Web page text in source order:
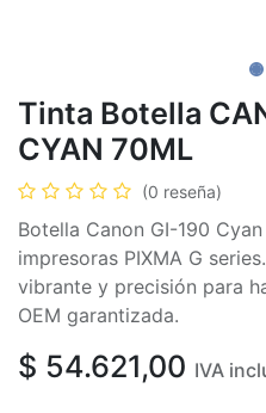
Tinta Botella
CYAN 70ML
(0 reseña)
Botella Canon GI-190
impresoras PIXMA G
vibrante y precisión para
OEM garantizada.
$ 54.621,00 IVA